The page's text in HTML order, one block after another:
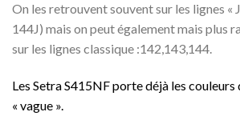
On les retrouvent souvent sur les lignes «
144J) mais on peut également mais plus
sur les lignes classique :142,143,144.
Les Setra S415NF porte déjà les couleurs
« vague ».